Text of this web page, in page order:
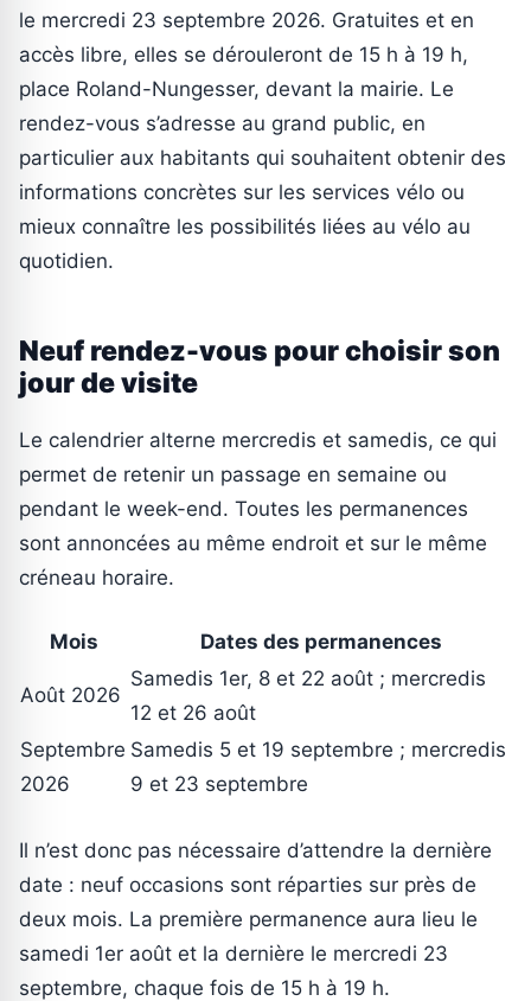
le mercredi 23 septembre 2026. Gratuites et en
accès libre, elles se dérouleront de 15 h à 19 h,
place Roland-Nungesser, devant la mairie. Le
rendez-vous s’adresse au grand public, en
particulier aux habitants qui souhaitent obtenir des
informations concrètes sur les services vélo ou
mieux connaître les possibilités liées au vélo au
quotidien.
Neuf rendez-vous pour choisir son
jour de visite
Le calendrier alterne mercredis et samedis, ce qui
permet de retenir un passage en semaine ou
pendant le week-end. Toutes les permanences
sont annoncées au même endroit et sur le même
créneau horaire.
Mois Dates des permanences
Août 2026
Samedis 1er, 8 et 22 août ; mercredis
12 et 26 août
Septembre
2026
Samedis 5 et 19 septembre ; mercredis
9 et 23 septembre
Il n’est donc pas nécessaire d’attendre la dernière
date : neuf occasions sont réparties sur près de
deux mois. La première permanence aura lieu le
samedi 1er août et la dernière le mercredi 23
septembre, chaque fois de 15 h à 19 h.